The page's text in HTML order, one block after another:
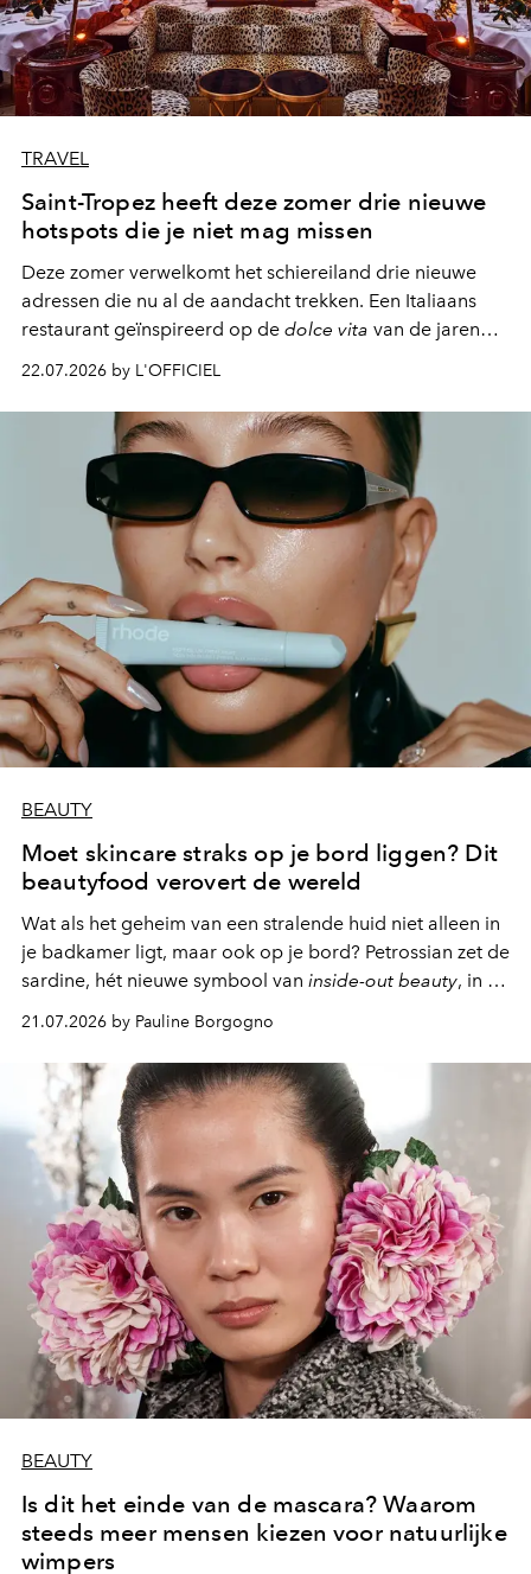
TRAVEL
Saint-Tropez heeft deze zomer drie nieuwe
hotspots die je niet mag missen
Deze zomer verwelkomt het schiereiland drie nieuwe
adressen die nu al de aandacht trekken. Een Italiaans
restaurant geïnspireerd op de dolce vita van de jaren
zestig, een Japanse hotspot die na zonsondergang
verandert in een bruisende ontmoetingsplek en de
legendarische Parijse club Raspoutine die eindelijk
neerstrijkt in Saint-Tropez. Dit zijn de nieuwe adressen
die deze zomer de toon zetten, van lange lunches tot
zwoele nachten.
22.07.2026 by L'OFFICIEL
BEAUTY
Moet skincare straks op je bord liggen? Dit
beautyfood verovert de wereld
Wat als het geheim van een stralende huid niet alleen in
je badkamer ligt, maar ook op je bord? Petrossian zet de
sardine, hét nieuwe symbool van inside-out beauty, in de
kijker met twee gastronomische creaties.
21.07.2026 by Pauline Borgogno
BEAUTY
Is dit het einde van de mascara? Waarom
steeds meer mensen kiezen voor natuurlijke
wimpers